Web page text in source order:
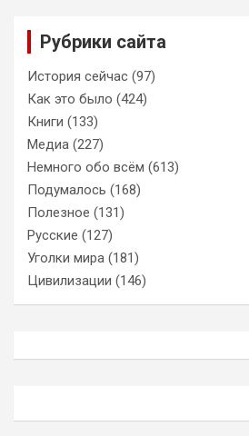
Рубрики сайта
История сейчас (97)
Как это было (424)
Книги (133)
Медиа (227)
Немного обо всём (613)
Подумалось (168)
Полезное (131)
Русские (127)
Уголки мира (181)
Цивилизации (146)